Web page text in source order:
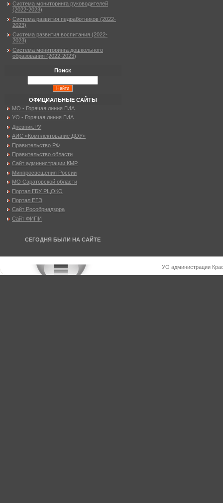
Система мониторинга руководителей
(2022-2023)
Система развития педработников (2022-
2023)
Система развития воспитания (2022-
2023)
Система мониторинга дошкольного
образования (2022-2023)
Поиск
ОФИЦИАЛЬНЫЕ САЙТЫ
МО - Горячая линия ГИА
УО - Горячая линия ГИА
Дневник.РУ
АИС «Комплектование ДОУ»
Правительство РФ
Правительство области
Сайт администрации КМР
Минпросвещения России
МО Саратовской области
Портал ГБУ РЦОКО
Портал ЕГЭ
Сайт Рособрнадзора
Сайт ФИПИ
СЕГОДНЯ БЫЛИ НА САЙТЕ
УО администрации